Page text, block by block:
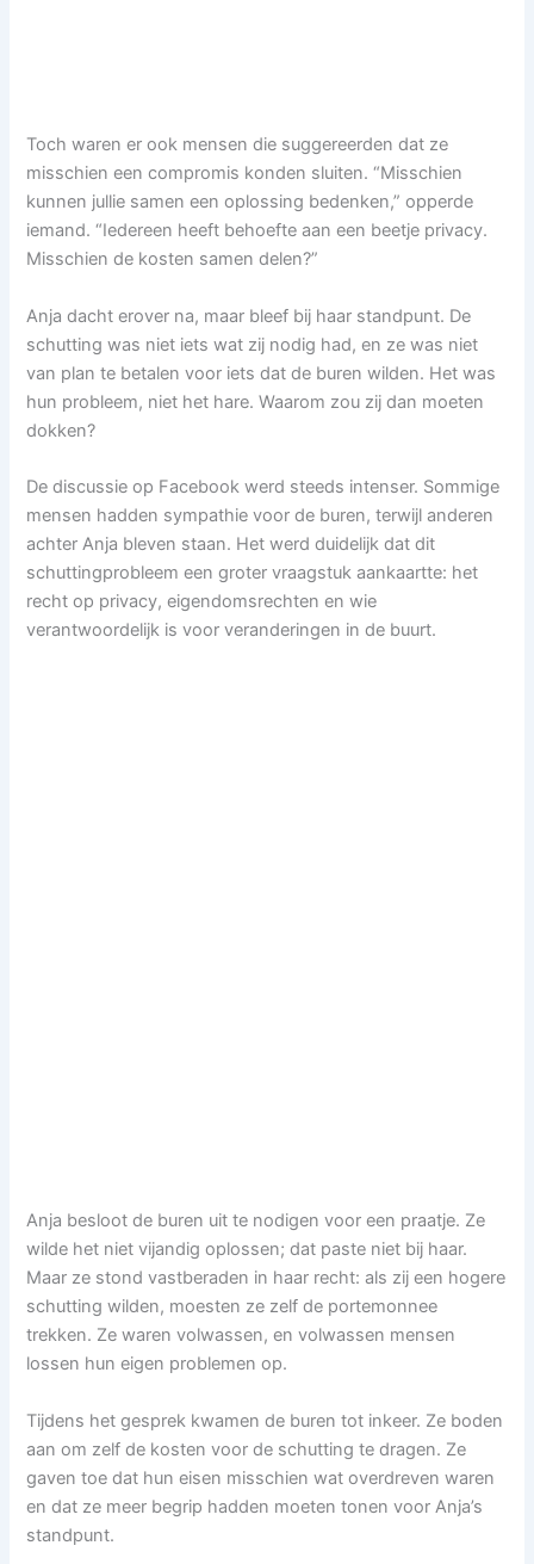
Toch waren er ook mensen die suggereerden dat ze
misschien een compromis konden sluiten. “Misschien
kunnen jullie samen een oplossing bedenken,” opperde
iemand. “Iedereen heeft behoefte aan een beetje privacy.
Misschien de kosten samen delen?”
Anja dacht erover na, maar bleef bij haar standpunt. De
schutting was niet iets wat zij nodig had, en ze was niet
van plan te betalen voor iets dat de buren wilden. Het was
hun probleem, niet het hare. Waarom zou zij dan moeten
dokken?
De discussie op Facebook werd steeds intenser. Sommige
mensen hadden sympathie voor de buren, terwijl anderen
achter Anja bleven staan. Het werd duidelijk dat dit
schuttingprobleem een groter vraagstuk aankaartte: het
recht op privacy, eigendomsrechten en wie
verantwoordelijk is voor veranderingen in de buurt.
Anja besloot de buren uit te nodigen voor een praatje. Ze
wilde het niet vijandig oplossen; dat paste niet bij haar.
Maar ze stond vastberaden in haar recht: als zij een hogere
schutting wilden, moesten ze zelf de portemonnee
trekken. Ze waren volwassen, en volwassen mensen
lossen hun eigen problemen op.
Tijdens het gesprek kwamen de buren tot inkeer. Ze boden
aan om zelf de kosten voor de schutting te dragen. Ze
gaven toe dat hun eisen misschien wat overdreven waren
en dat ze meer begrip hadden moeten tonen voor Anja’s
standpunt.